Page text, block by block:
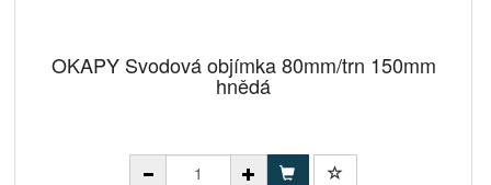
OKAPY Svodová objímka 80mm/trn 150mm
hnědá